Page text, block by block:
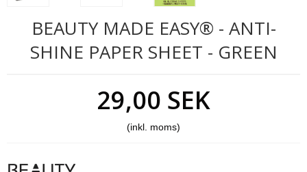
BEAUTY MADE EASY® - ANTI-
SHINE PAPER SHEET - GREEN
29,00 SEK
(inkl. moms)